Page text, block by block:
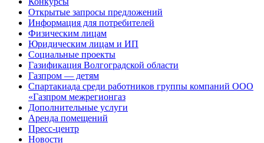
Открытые запросы предложений
Информация для потребителей
Физическим лицам
Юридическим лицам и ИП
Социальные проекты
Газификация Волгоградской области
Газпром — детям
Спартакиада среди работников группы компаний ООО
«Газпром межрегионгаз
Дополнительные услуги
Аренда помещений
Пресс-центр
Новости